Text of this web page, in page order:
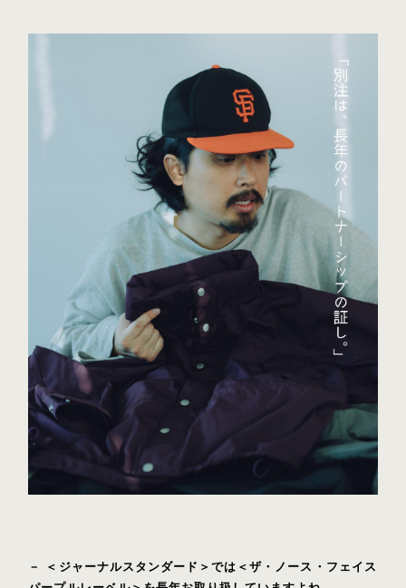
－ ＜ジャーナルスタンダード＞では＜ザ・ノース・フェイス